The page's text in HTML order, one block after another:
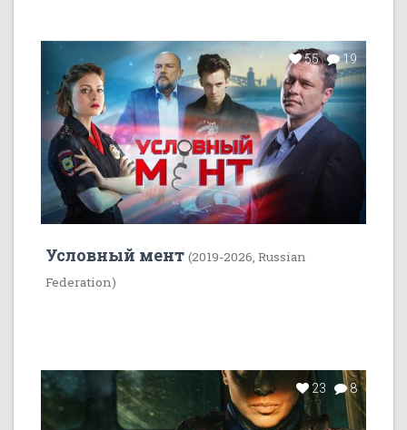
55 19
Условный мент (2019-2026, Russian
Federation)
23 8